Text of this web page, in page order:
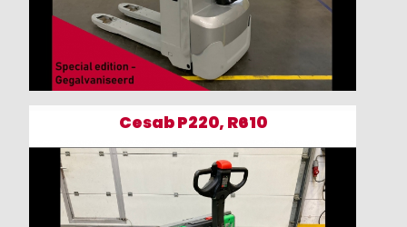
Cesab P220, R610